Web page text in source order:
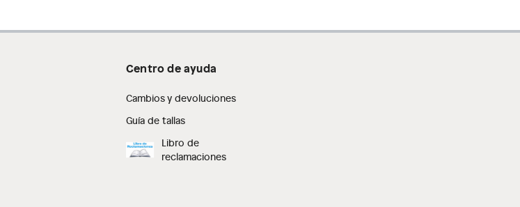
Centro de ayuda
Cambios y devoluciones
Guía de tallas
Libro de
reclamaciones